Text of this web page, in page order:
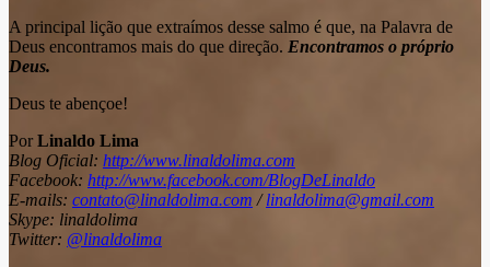
A principal lição que extraímos desse salmo é que, na Palavra de
Deus encontramos mais do que direção. Encontramos o próprio
Deus.
Deus te abençoe!
Por Linaldo Lima
Blog Oficial: http://www.linaldolima.com
Facebook: http://www.facebook.com/BlogDeLinaldo
E-mails: contato@linaldolima.com /linaldolima@gmail.com
Skype: linaldolima
Twitter: @linaldolima